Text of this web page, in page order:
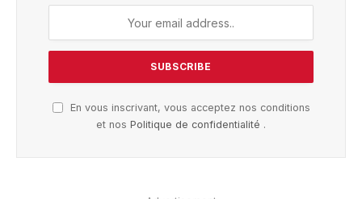
En vous inscrivant, vous acceptez nos conditions
et nos Politique de confidentialité .